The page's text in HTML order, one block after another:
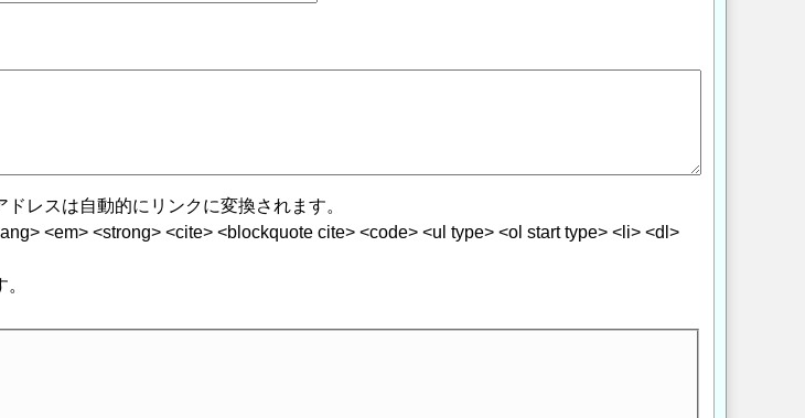
レスは自動的にリンクに変換されます。
<em> <strong> <cite> <blockquote cite> <code> <ul type> <ol start type> <li> <dl>